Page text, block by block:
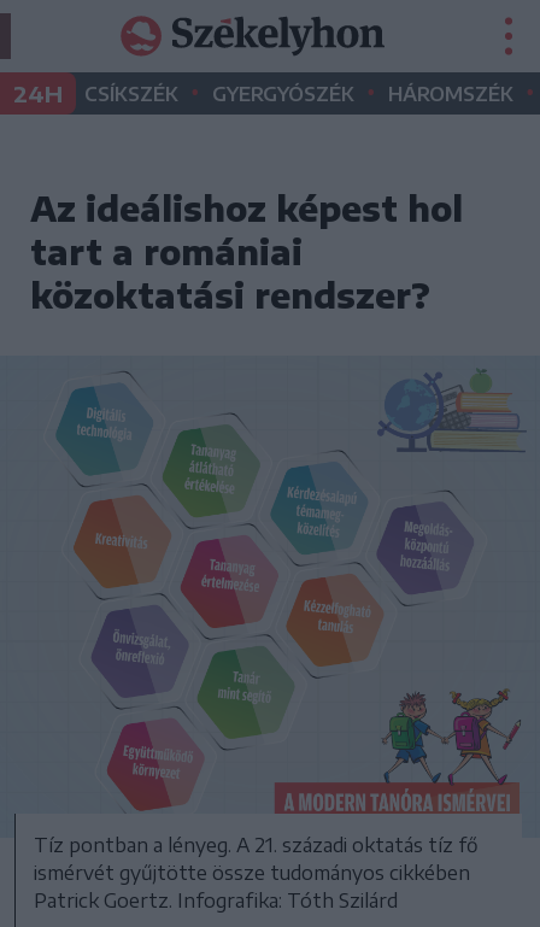
24H CSÍKSZÉK • GYERGYÓSZÉK • HÁROMSZÉK •
Az ideálishoz képest hol
tart a romániai
közoktatási rendszer?
Tíz pontban a lényeg. A 21. századi oktatás tíz fő
ismérvét gyűjtötte össze tudományos cikkében
Patrick Goertz. Infografika: Tóth Szilárd